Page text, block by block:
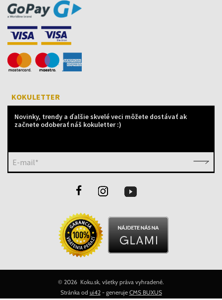
KOKULETTER
Novinky, trendy a ďalšie skvelé veci môžete dostávať ak
začnete odoberať náš kokuletter :)
E-mail*
© 2026 Koku.sk, všetky práva vyhradené.
Stránka od ui42- generuje CMS BUXUS